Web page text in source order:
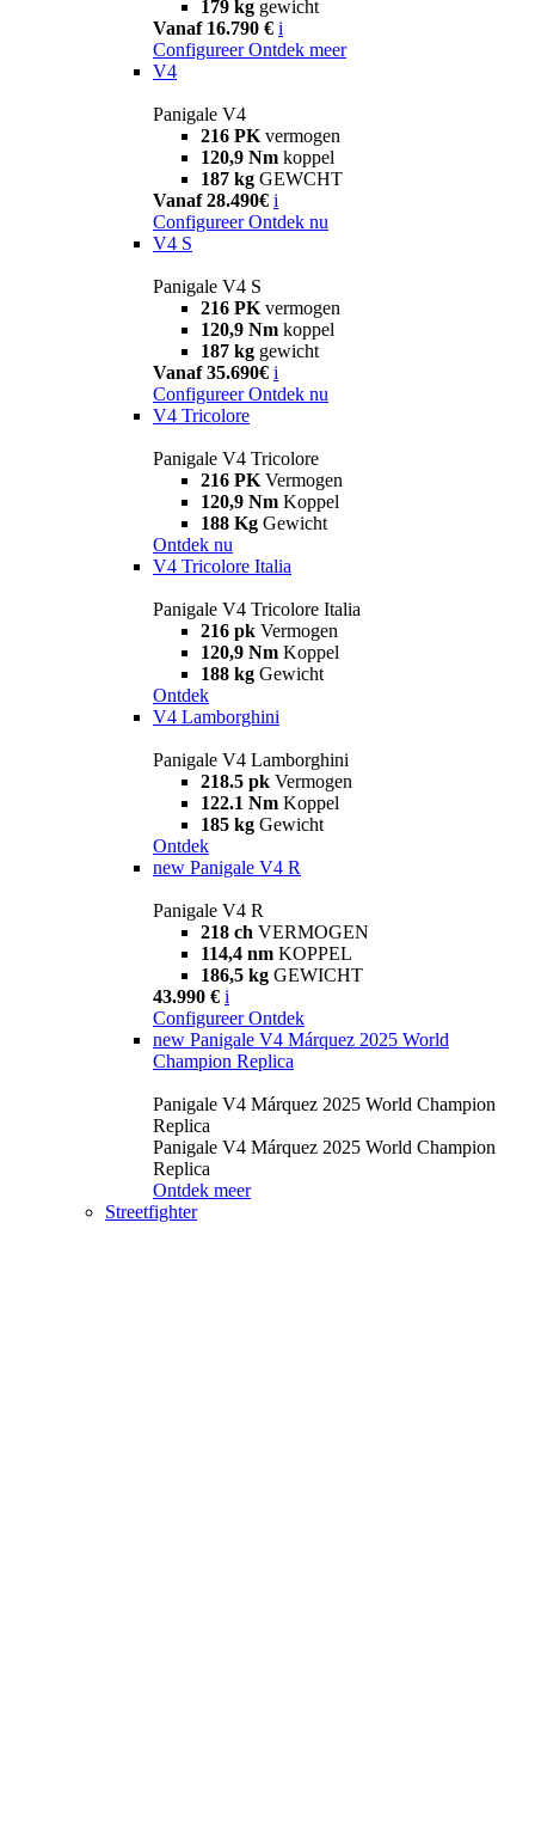
179 kg gewicht
Vanaf 16.790 € i
Configureer Ontdek meer
V4
Panigale V4
216 PK vermogen
120,9 Nm koppel
187 kg GEWCHT
Vanaf 28.490€ i
Configureer Ontdek nu
V4 S
Panigale V4 S
216 PK vermogen
120,9 Nm koppel
187 kg gewicht
Vanaf 35.690€ i
Configureer Ontdek nu
V4 Tricolore
Panigale V4 Tricolore
216 PK Vermogen
120,9 Nm Koppel
188 Kg Gewicht
Ontdek nu
V4 Tricolore Italia
Panigale V4 Tricolore Italia
216 pk Vermogen
120,9 Nm Koppel
188 kg Gewicht
Ontdek
V4 Lamborghini
Panigale V4 Lamborghini
218.5 pk Vermogen
122.1 Nm Koppel
185 kg Gewicht
Ontdek
new Panigale V4 R
Panigale V4 R
218 ch VERMOGEN
114,4 nm KOPPEL
186,5 kg GEWICHT
43.990 € i
Configureer Ontdek
new Panigale V4 Márquez 2025 World
Champion Replica
Panigale V4 Márquez 2025 World Champion
Replica
Panigale V4 Márquez 2025 World Champion
Replica
Ontdek meer
Streetfighter